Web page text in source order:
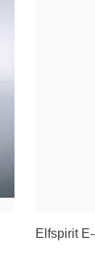
Elfspirit